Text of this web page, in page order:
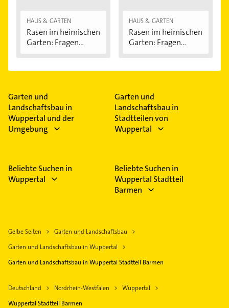
HAUS & GARTEN
Rasen im heimischen
Garten: Fragen...
HAUS & GARTEN
Rasen im heimischen
Garten: Fragen...
Garten und
Landschaftsbau in
Wuppertal und der
Umgebung
Garten und
Landschaftsbau in
Stadtteilen von
Wuppertal
Beliebte Suchen in
Wuppertal
Beliebte Suchen in
Wuppertal Stadtteil
Barmen
Gelbe Seiten
Garten und Landschaftsbau
Garten und Landschaftsbau in Wuppertal
Garten und Landschaftsbau in Wuppertal Stadtteil Barmen
Deutschland Nordrhein-Westfalen
Wuppertal
Wuppertal Stadtteil Barmen